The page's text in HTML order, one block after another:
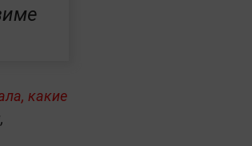
какие